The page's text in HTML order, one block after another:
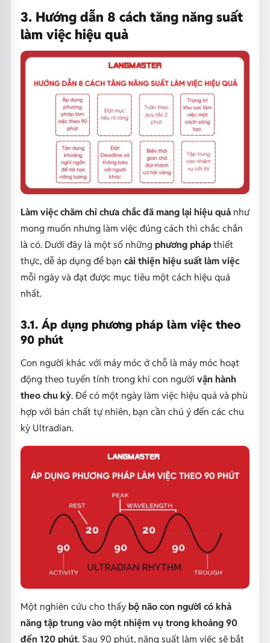
3. Hướng dẫn 8 cách tăng năng suất
làm việc hiệu quả
Làm việc chăm chỉ chưa chắc đã mang lại hiệu quảnhư
mong muốn nhưng làm việc đúng cách thì chắc chắn
là có. Dưới đây là một số nhữngphương pháp thiết
thực, dễ áp dụng để bạn cải thiện hiệu suất làm việc
mỗi ngày và đạt được mục tiêu một cách hiệu quả
nhất.
3.1. Áp dụng phương pháp làm việc theo
90 phút
Con người khác với máy móc ở chỗ là máy móc hoạt
động theo tuyến tính trong khi con người vận hành
theo chu kỳ. Để có một ngày làm việc hiệu quả và phù
hợp với bản chất tự nhiên, bạn cần chú ý đến các chu
kỳ Ultradian.
Một nghiên cứu cho thấy bộ não con người có khả
năng tập trung vào một nhiệm vụ trong khoảng 90
đến 120 phút. Sau 90 phút, năng suất làm việc sẽ bắt